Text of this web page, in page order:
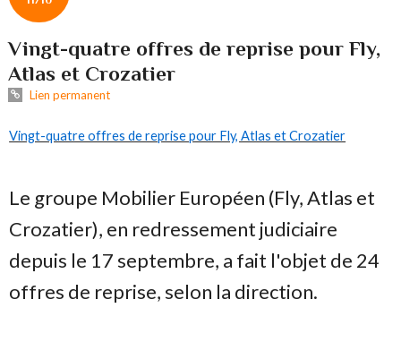
Vingt-quatre offres de reprise pour Fly,
Atlas et Crozatier
Lien permanent
Vingt-quatre offres de reprise pour Fly, Atlas et Crozatier
Le groupe Mobilier Européen (Fly, Atlas et
Crozatier), en redressement judiciaire
depuis le 17 septembre, a fait l'objet de 24
offres de reprise, selon la direction.